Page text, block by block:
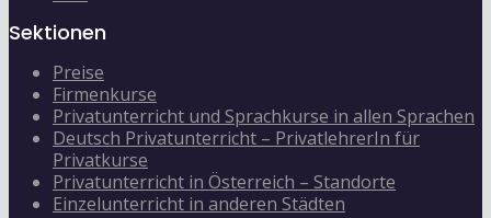
Sektionen
Preise
Firmenkurse
Privatunterricht und Sprachkurse in allen Sprachen
Deutsch Privatunterricht – PrivatlehrerIn für
Privatkurse
Privatunterricht in Österreich – Standorte
Einzelunterricht in anderen Städten